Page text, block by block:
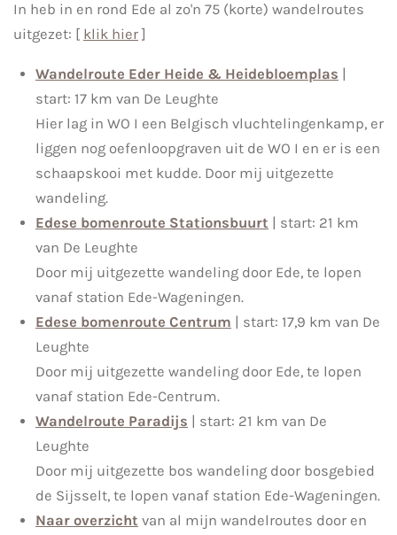
In heb in en rond Ede al zo'n 75 (korte) wandelroutes
uitgezet: [ klik hier]
Wandelroute Eder Heide & Heidebloemplas |
start: 17 km van De Leughte
Hier lag in WO I een Belgisch vluchtelingenkamp, er
liggen nog oefenloopgraven uit de WO I en er is een
schaapskooi met kudde. Door mij uitgezette
wandeling.
Edese bomenroute Stationsbuurt | start: 21 km
van De Leughte
Door mij uitgezette wandeling door Ede, te lopen
vanaf station Ede-Wageningen.
Edese bomenroute Centrum | start: 17,9 km van De
Leughte
Door mij uitgezette wandeling door Ede, te lopen
vanaf station Ede-Centrum.
Wandelroute Paradijs | start: 21 km van De
Leughte
Door mij uitgezette bos wandeling door bosgebied
de Sijsselt, te lopen vanaf station Ede-Wageningen.
Naar overzicht van al mijn wandelroutes door en